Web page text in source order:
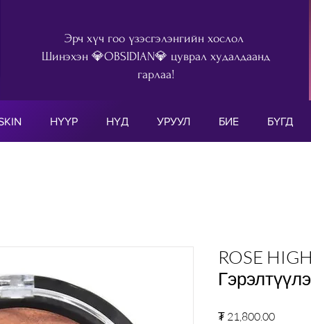
Эрч хүч гоо үзэсгэлэнгийн хослол
Шинэхэн 💎OBSIDIAN💎 цуврал худалдаанд
гарлаа!
НҮҮР НҮД УРУУЛ БИЕ БҮГД
ROSE
₮ 21,800.00Price